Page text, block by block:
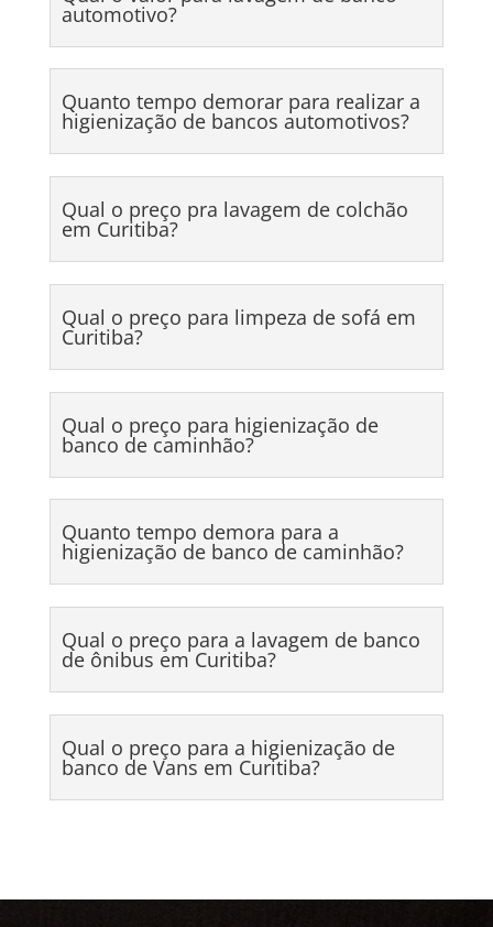
automotivo?
Quanto tempo demorar para realizar a
higienização de bancos automotivos?
Qual o preço pra lavagem de colchão
em Curitiba?
Qual o preço para limpeza de sofá em
Curitiba?
Qual o preço para higienização de
banco de caminhão?
Quanto tempo demora para a
higienização de banco de caminhão?
Qual o preço para a lavagem de banco
de ônibus em Curitiba?
Qual o preço para a higienização de
banco de Vans em Curitiba?